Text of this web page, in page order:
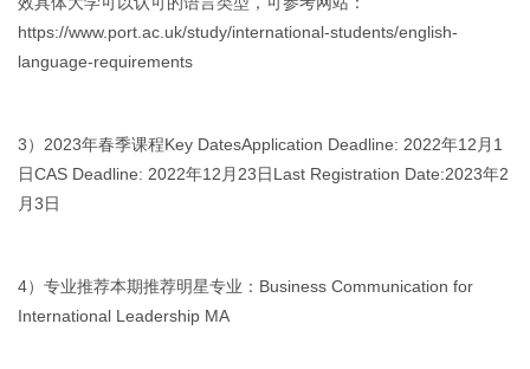
https://www.port.ac.uk/study/international-students/english-
language-requirements
3）2023年春季课程Key DatesApplication Deadline: 2022年12月1
日CAS Deadline: 2022年12月23日Last Registration Date:2023年2
月3日
4）专业推荐本期推荐明星专业：Business Communication for
International Leadership MA